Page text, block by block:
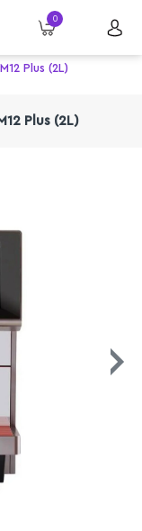
0
Plus (2L)
Plus (2L)